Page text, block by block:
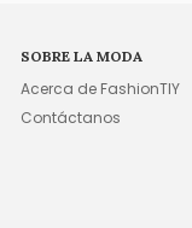
SOBRE LA MODA
Acerca de FashionTIY
Contáctanos